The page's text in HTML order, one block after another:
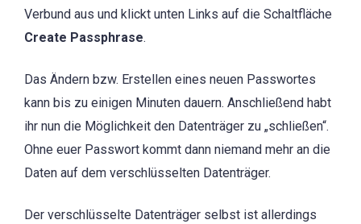
Verbund aus und klickt unten Links auf die Schaltfläche
Create Passphrase.
Das Ändern bzw. Erstellen eines neuen Passwortes
kann bis zu einigen Minuten dauern. Anschließend habt
ihr nun die Möglichkeit den Datenträger zu „schließen“.
Ohne euer Passwort kommt dann niemand mehr an die
Daten auf dem verschlüsselten Datenträger.
Der verschlüsselte Datenträger selbst ist allerdings